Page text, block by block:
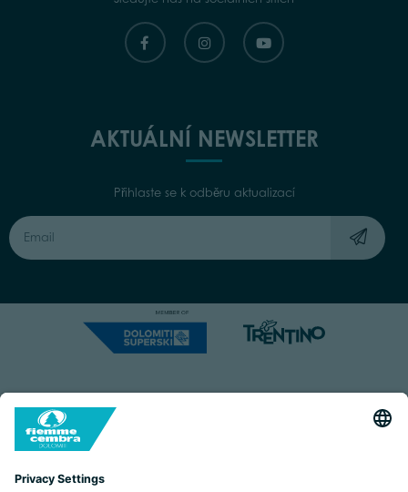
AKTUÁLNÍ NEWSLETTER
Přihlaste se k odběru aktualizací
Capitale Sociale: Euro 220.000,00 | VAT: 01901280220
COOKIES IMPRINT